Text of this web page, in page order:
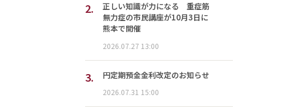
2.
正しい知識が力になる 重症筋
無力症の市民講座が10月3日に
熊本で開催
2026.07.27 13:00
3. 円定期預金金利改定のお知らせ
2026.07.31 15:00